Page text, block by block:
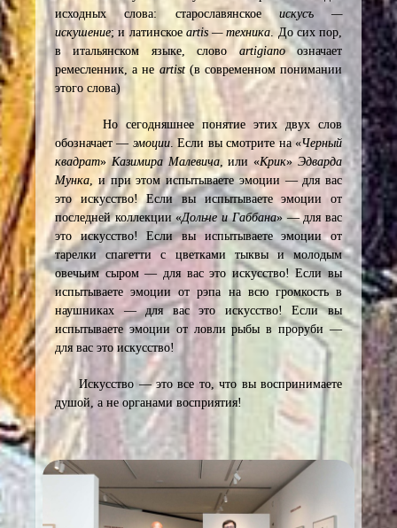
исходных слова: старославянское искусъ —
искушение; и латинское artis — техника. До сих пор,
в итальянском языке, слово artigianoозначает
ремесленник, а не artist(в современном понимании
этого слова)
Но сегодняшнее понятие этих двух слов
обозначает — эмоции. Если вы смотрите на «Черный
квадрат»Казимира Малевича, или «Крик»Эдварда
Мунка, и при этом испытываете эмоции — для вас
это искусство! Если вы испытываете эмоции от
последней коллекции «Дольче и Габбана» — для вас
это искусство! Если вы испытываете эмоции от
тарелки спагетти с цветками тыквы и молодым
овечьим сыром — для вас это искусство! Если вы
испытываете эмоции от рэпа на всю громкость в
наушниках — для вас это искусство! Если вы
испытываете эмоции от ловли рыбы в проруби —
для вас это искусство!
Искусство — это все то, что вы воспринимаете
душой, а не органами восприятия!